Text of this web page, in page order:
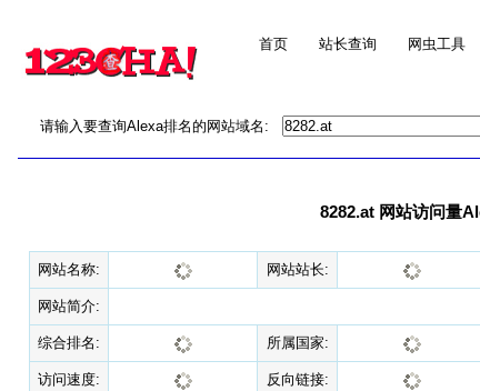
首页 站长查询 网虫工具
请输入要查询Alexa排名的网站域名:
8282.at 网站访问量
网站名称: 网站站长:
网站简介:
综合排名: 所属国家:
访问速度: 反向链接: